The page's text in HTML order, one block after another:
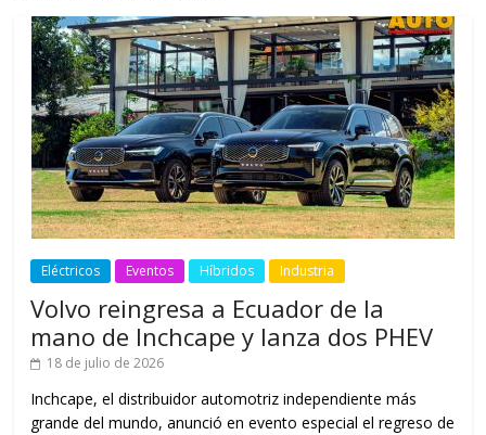
Eléctricos Eventos Híbridos Industria
Volvo reingresa a Ecuador de la
mano de Inchcape y lanza dos PHEV
18 de julio de 2026
Inchcape, el distribuidor automotriz independiente más
grande del mundo, anunció en evento especial el regreso de